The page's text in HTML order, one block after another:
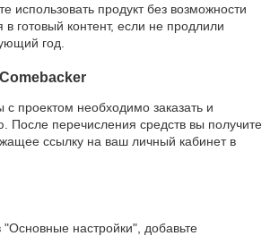
использовать продукт без возможности
в готовый контент, если не продлили
год.
с проектом необходимо заказать и
После перечисления средств вы получите
ссылку на ваш личный кабинет в
настройки", добавьте